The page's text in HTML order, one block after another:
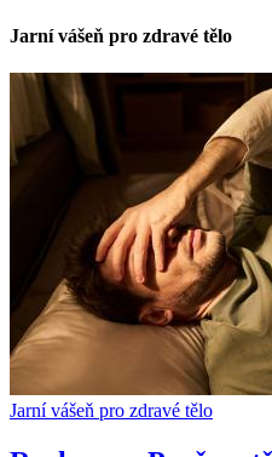
Jarní vášeň pro zdravé tělo
Jarní vášeň pro zdravé tělo